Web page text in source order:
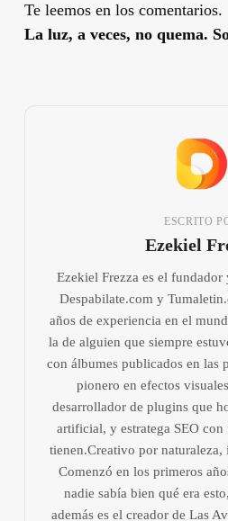
Te leemos en los comentarios.
La luz, a veces, no quema.
ESCRITO
Ezekiel
Ezekiel Frezza es el
Despabilate.com y
años de experiencia en el
la de alguien que siempre
con álbumes publicados en las
pionero en efectos
desarrollador de plugins que
artificial, y estratega SEO
tienen.Creativo por
Comenzó en los primeros
nadie sabía bien qué era
además es el creador de Las